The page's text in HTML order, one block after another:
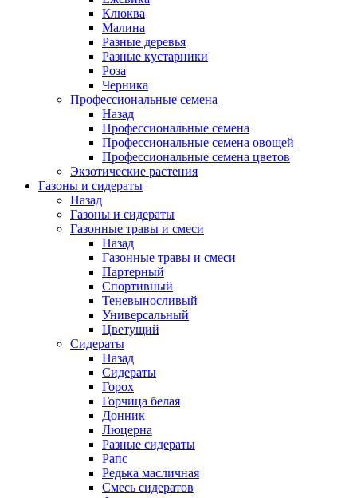
Клюква
Малина
Разные деревья
Разные кустарники
Роза
Черника
Профессиональные семена
Назад
Профессиональные семена
Профессиональные семена овощей
Профессиональные семена цветов
Экзотические растения
Газоны и сидераты
Назад
Газоны и сидераты
Газонные травы и смеси
Назад
Газонные травы и смеси
Партерный
Спортивный
Теневыносливый
Универсальный
Цветущий
Сидераты
Назад
Сидераты
Горох
Горчица белая
Донник
Люцерна
Разные сидераты
Рапс
Редька масличная
Смесь сидератов